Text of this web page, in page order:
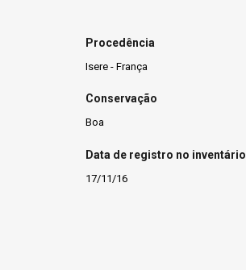
Procedência
Isere - França
Conservação
Boa
Data de registro no inventário
17/11/16